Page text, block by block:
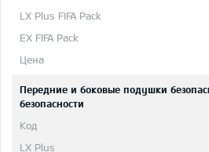
Передние и боковые подушки
безопасности